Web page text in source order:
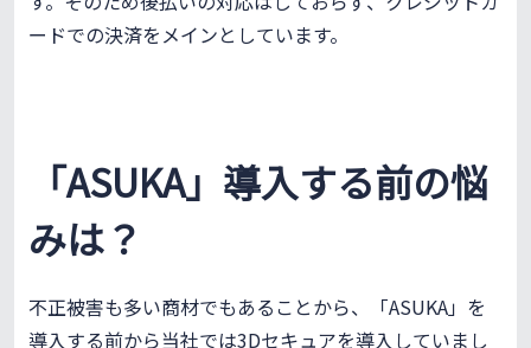
ードでの決済をメインとしています。
「ASUKA」導入する前の悩
みは？
不正被害も多い商材でもあることから、「ASUKA」を
導入する前から当社では3Dセキュアを導入していまし